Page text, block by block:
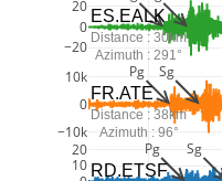
10
20
−10k
0
10k
−20
0
20
Pg Sg
Pg Sg
RD.ETSF
FR.ATE
Distance : 38km
Azimuth : 96°
ES.EALK
Distance : 30km
Azimuth : 291°